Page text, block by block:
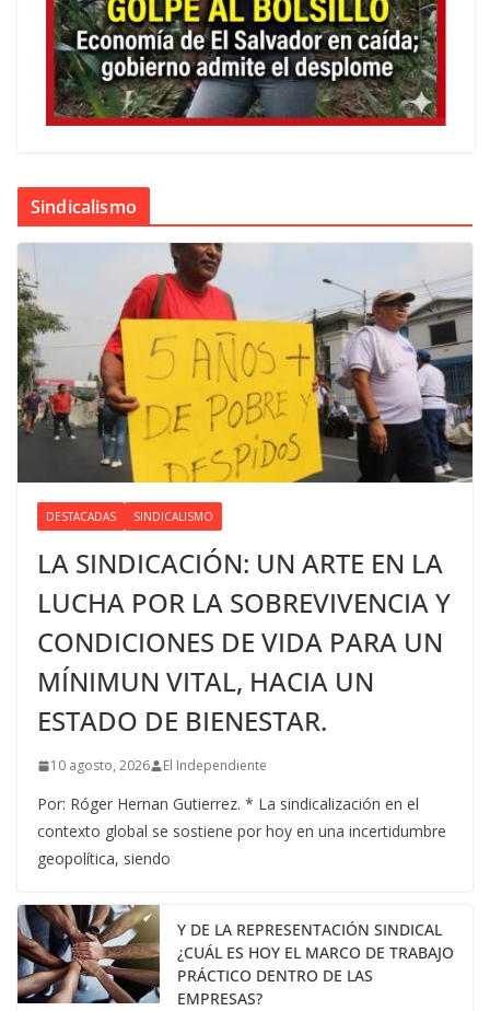
Sindicalismo
DESTACADAS SINDICALISMO
LA SINDICACIÓN: UN ARTE EN LA
LUCHA POR LA SOBREVIVENCIA Y
CONDICIONES DE VIDA PARA UN
MÍNIMUN VITAL, HACIA UN
ESTADO DE BIENESTAR.
10 agosto, 2026 El Independiente
Por: Róger Hernan Gutierrez. * La sindicalización en el
contexto global se sostiene por hoy en una incertidumbre
geopolítica, siendo
Y DE LA REPRESENTACIÓN SINDICAL
¿CUÁL ES HOY EL MARCO DE TRABAJO
PRÁCTICO DENTRO DE LAS
EMPRESAS?